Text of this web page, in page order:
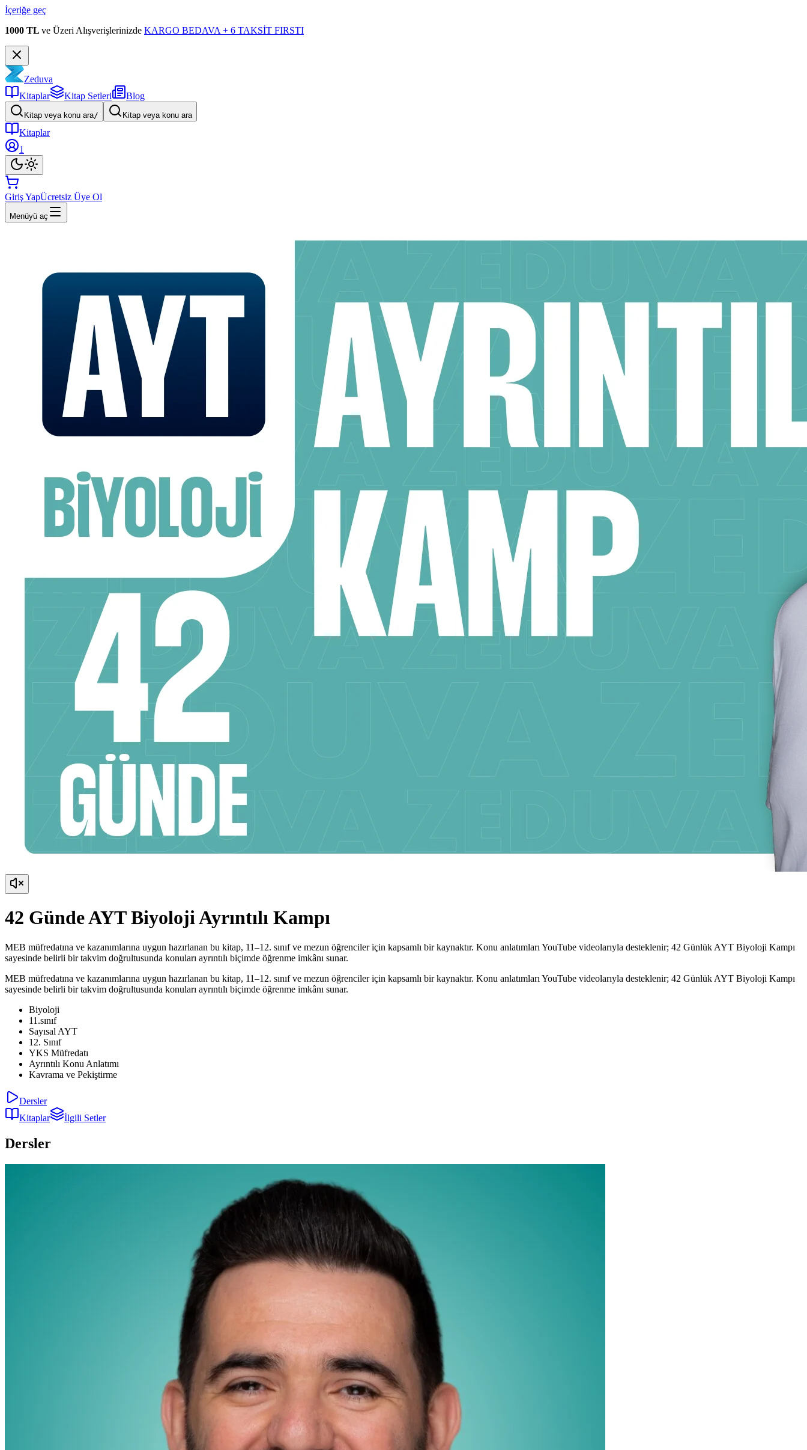
İçeriğe geç
1000 TL ve Üzeri Alışverişlerinizde KARGO BEDAVA + 6 TAKSİT FIRSTI
Zeduva
Kitaplar
Kitap Setleri Blog
Kitap veya konu ara/ Kitap veya konu ara
Kitaplar
1
Giriş YapÜcretsiz Üye Ol
Menüyü aç
42 Günde AYT Biyoloji Ayrıntılı Kampı
MEB müfredatına ve kazanımlarına uygun hazırlanan bu kitap, 11–12. sınıf ve mezun öğrenciler için kapsamlı bir kaynaktır. Konu anlatımları YouTube videolarıyla desteklenir; 42 Günlük AYT Biyoloji Kampı
sayesinde belirli bir takvim doğrultusunda konuları ayrıntılı biçimde öğrenme imkânı sunar.
MEB müfredatına ve kazanımlarına uygun hazırlanan bu kitap, 11–12. sınıf ve mezun öğrenciler için kapsamlı bir kaynaktır. Konu anlatımları YouTube videolarıyla desteklenir; 42 Günlük AYT Biyoloji Kampı
sayesinde belirli bir takvim doğrultusunda konuları ayrıntılı biçimde öğrenme imkânı sunar.
Biyoloji
11.sınıf
Sayısal AYT
12. Sınıf
YKS Müfredatı
Ayrıntılı Konu Anlatımı
Kavrama ve Pekiştirme
Dersler
Kitaplar
İlgili Setler
Dersler